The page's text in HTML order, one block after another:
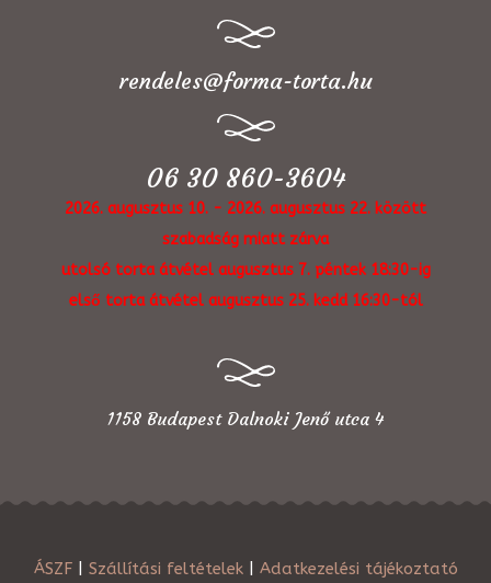
rendeles@forma-torta.hu
06 30 860-3604
2026. augusztus 10. - 2026. augusztus 22. között
szabadság miatt zárva
utolsó torta átvétel augusztus 7. péntek 18:30-ig
első torta átvétel augusztus 25. kedd 16:30-tól
1158 Budapest Dalnoki Jenő utca 4
ÁSZF| Szállítási feltételek| Adatkezelési tájékoztató